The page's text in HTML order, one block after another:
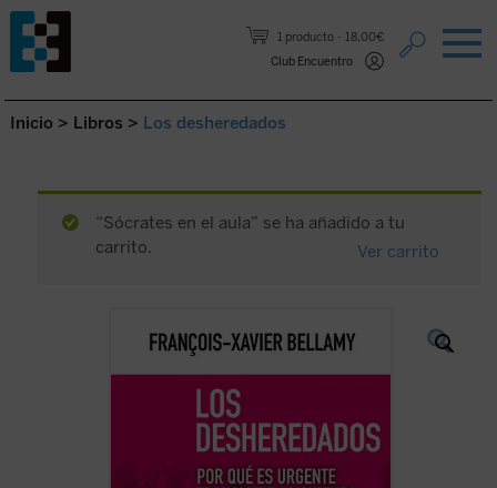
1 producto
18,00€
Club Encuentro
Saltar al contenido.
Inicio > Libros > Los desheredados
“Sócrates en el aula” se ha añadido a tu
carrito.
Ver carrito